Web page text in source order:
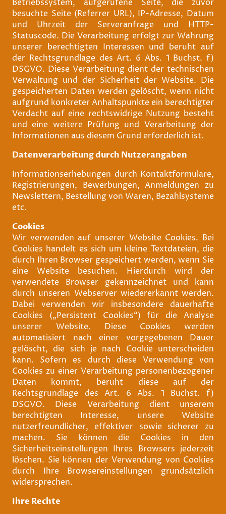
Betriebssystem, aufgerufene Seite, die zuvor
besuchte Seite (Referrer URL), IP-Adresse, Datum
und Uhrzeit der Serveranfrage und HTTP-
Statuscode. Die Verarbeitung erfolgt zur Wahrung
unserer berechtigten Interessen und beruht auf
der Rechtsgrundlage des Art. 6 Abs. 1 Buchst. f)
DSGVO. Diese Verarbeitung dient der technischen
Verwaltung und der Sicherheit der Website. Die
gespeicherten Daten werden gelöscht, wenn nicht
aufgrund konkreter Anhaltspunkte ein berechtigter
Verdacht auf eine rechtswidrige Nutzung besteht
und eine weitere Prüfung und Verarbeitung der
Informationen aus diesem Grund erforderlich ist.
Datenverarbeitung durch Nutzerangaben
Informationserhebungen durch Kontaktformulare,
Registrierungen, Bewerbungen, Anmeldungen zu
Newslettern, Bestellung von Waren, Bezahlsysteme
etc.
Cookies
Wir verwenden auf unserer Website Cookies. Bei
Cookies handelt es sich um kleine Textdateien, die
durch Ihren Browser gespeichert werden, wenn Sie
eine Website besuchen. Hierdurch wird der
verwendete Browser gekennzeichnet und kann
durch unseren Webserver wiedererkannt werden.
Dabei verwenden wir insbesondere dauerhafte
Cookies („Persistent Cookies“) für die Analyse
unserer Website. Diese Cookies werden
automatisiert nach einer vorgegebenen Dauer
gelöscht, die sich je nach Cookie unterscheiden
kann. Sofern es durch diese Verwendung von
Cookies zu einer Verarbeitung personenbezogener
Daten kommt, beruht diese auf der
Rechtsgrundlage des Art. 6 Abs. 1 Buchst. f)
DSGVO. Diese Verarbeitung dient unserem
berechtigten Interesse, unsere Website
nutzerfreundlicher, effektiver sowie sicherer zu
machen. Sie können die Cookies in den
Sicherheitseinstellungen Ihres Browsers jederzeit
löschen. Sie können der Verwendung von Cookies
durch Ihre Browsereinstellungen grundsätzlich
widersprechen.
Ihre Rechte